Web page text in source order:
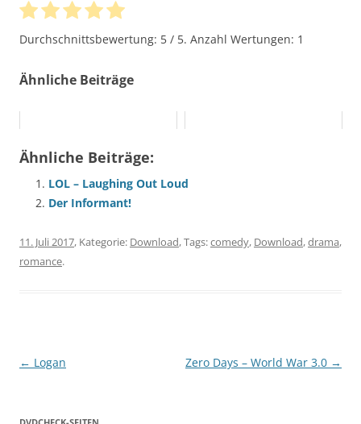
Durchschnittsbewertung: 5 / 5. Anzahl Wertungen: 1
Ähnliche Beiträge
Ähnliche Beiträge:
LOL – Laughing Out Loud
Der Informant!
11. Juli 2017, Kategorie: Download, Tags:comedy, Download,drama,
romance.
Beitragsnavigation
← Logan Zero Days – World War 3.0 →